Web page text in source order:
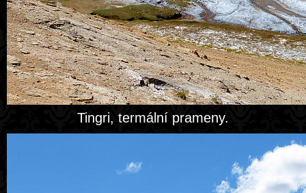
Tingri, termální prameny.